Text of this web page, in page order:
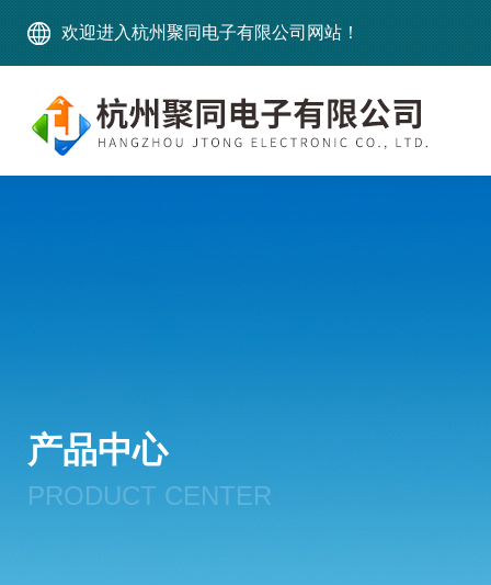
欢迎进入杭州聚同电子有限公司网站！
产品中心
PRODUCT CENTER